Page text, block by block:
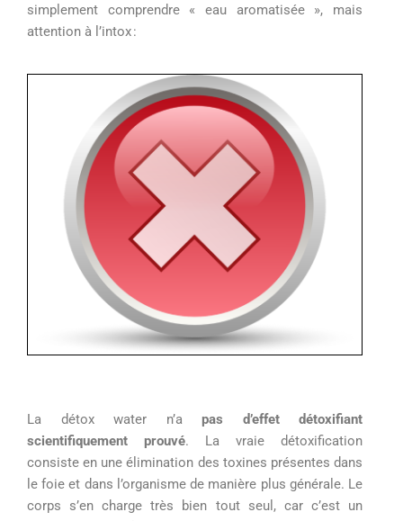
simplement comprendre « eau aromatisée », mais
attention à l’intox:
L a détox water n’a pas d’effet détoxifiant
scientifiquement prouvé. La vraie détoxification
consiste en une élimination des toxines présentes dans
le foie et dans l’organisme de manière plus générale. Le
corps s’en charge très bien tout seul, car c’est un